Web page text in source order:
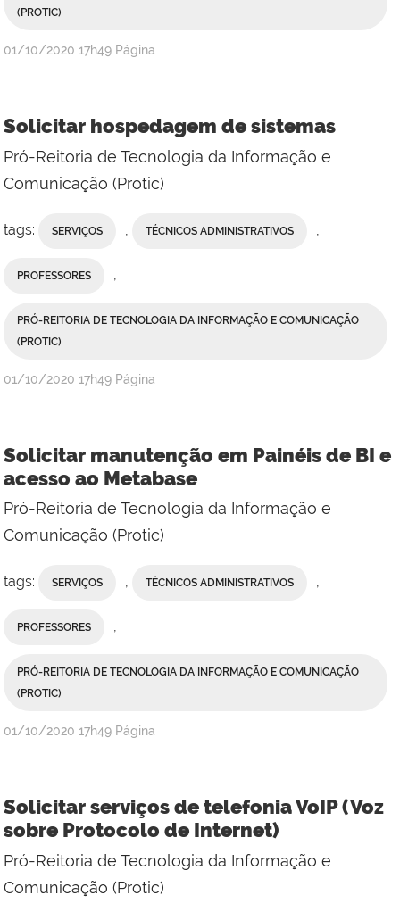
(PROTIC)
publicado
01/10/2020 17h49 Página
Solicitar hospedagem de sistemas
Pró-Reitoria de Tecnologia da Informação e
Comunicação (Protic)
tags: SERVIÇOS TÉCNICOS ADMINISTRATIVOS
PROFESSORES
PRÓ-REITORIA DE TECNOLOGIA DA INFORMAÇÃO E COMUNICAÇÃO
(PROTIC)
publicado
01/10/2020 17h49 Página
Solicitar manutenção em Painéis de BI e
acesso ao Metabase
Pró-Reitoria de Tecnologia da Informação e
Comunicação (Protic)
tags: SERVIÇOS , TÉCNICOS ADMINISTRATIVOS ,
PROFESSORES ,
PRÓ-REITORIA DE TECNOLOGIA DA INFORMAÇÃO E COMUNICAÇÃO
(PROTIC)
publicado
01/10/2020 17h49 Página
Solicitar serviços de telefonia VoIP (Voz
sobre Protocolo de Internet)
Pró-Reitoria de Tecnologia da Informação e
Comunicação (Protic)